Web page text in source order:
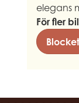
elegans
För fler
Blocket